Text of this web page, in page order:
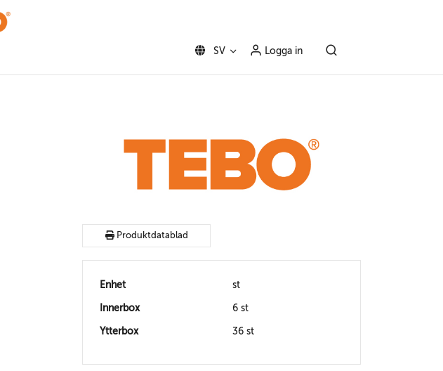
SV Logga in
Produktdatablad
Enhet st
Innerbox 6 st
Ytterbox 36 st